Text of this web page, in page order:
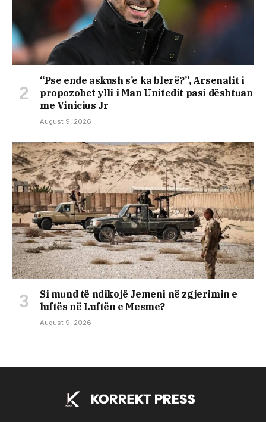
“Pse ende askush s’e ka blerë?”, Arsenalit i
propozohet ylli i Man Unitedit pasi dështuan
me Vinicius Jr
August 9, 2026
Si mund të ndikojë Jemeni në zgjerimin e
luftës në Luftën e Mesme?
August 9, 2026